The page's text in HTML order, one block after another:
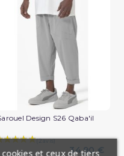
Design S26 Qaba'il
34,90 €
et ceux de tiers